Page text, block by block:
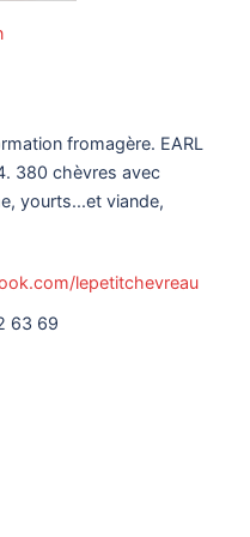
fromagère. EARL
380 chèvres avec
yourts...et viande,
lepetitchevreau
63 69